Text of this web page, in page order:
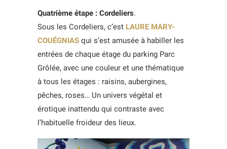
Quatrième étape : Cordeliers.
Sous les Cordeliers, c’est LAURE MARY-
COUÉGNIAS qui s’est amusée à habiller les
entrées de chaque étage du parking Parc
Grôlée, avec une couleur et une thématique
à tous les étages : raisins, aubergines,
pêches, roses… Un univers végétal et
érotique inattendu qui contraste avec
l’habituelle froideur des lieux.